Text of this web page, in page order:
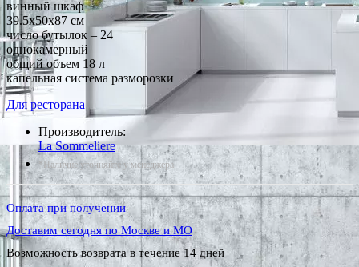
винный шкаф
39.5x50x87 см
число бутылок – 24
однокамерный
общий объем 18 л
капельная система разморозки
Для ресторана
Производитель:
La Sommeliere
*Наличие уточняйте у менеджера
Оплата при получении
Доставим сегодня по Москве и МО
Возможность возврата в течение 14 дней